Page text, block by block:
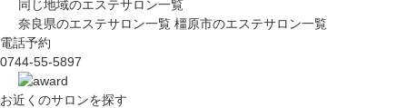
同じ地域のエステサロン一覧
奈良県のエステサロン一覧 橿原市のエステサロン一覧
電話予約
0744-55-5897
お近くのサロンを探す